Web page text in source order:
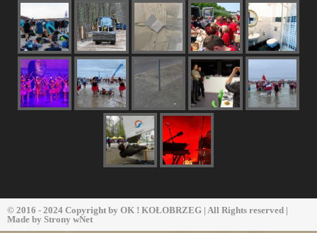
© 2016 - 2024 Copyright by OK ! KOŁOBRZEG | All Rights reserved |
Made by Strony wNet